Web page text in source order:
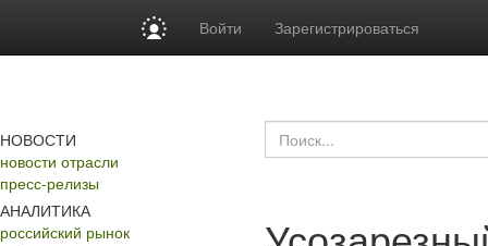
Войти Зарегистрироваться
НОВОСТИ
новости отрасли
пресс-релизы
АНАЛИТИКА
российский рынок